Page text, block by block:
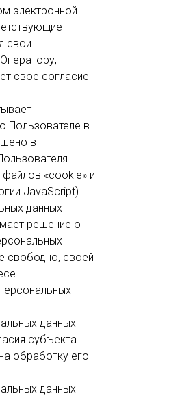
электронной
свои
свое согласие
Пользователе в
в
«cookie» и
JavaScript).
данных
решение о
свободно, своей
данных
субъекта
обработку его
данных